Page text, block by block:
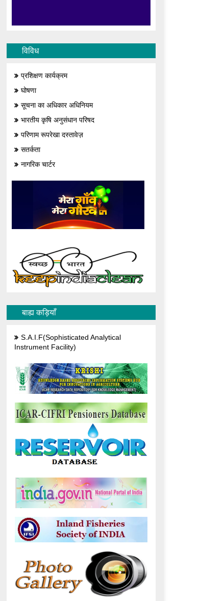
विविध
प्रशिक्षण कार्यक्रम
घोषणा
सूचना का अधिकार अधिनियम
भारतीय कृषि अनुसंधान परिषद
परिणाम रूपरेखा दस्तावेज़
सतर्कता
नागरिक चार्टर
बाह्य कड़ियाँ
S.A.I.F(Sophisticated Analytical
Instrument Facility)